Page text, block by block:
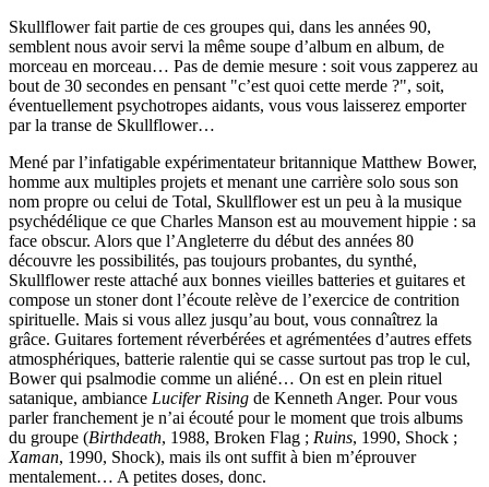
Skullflower fait partie de ces groupes qui, dans les années 90,
semblent nous avoir servi la même soupe d’album en album, de
morceau en morceau… Pas de demie mesure : soit vous zapperez au
bout de 30 secondes en pensant "c’est quoi cette merde ?", soit,
éventuellement psychotropes aidants, vous vous laisserez emporter
par la transe de Skullflower…
Mené par l’infatigable expérimentateur britannique Matthew Bower,
homme aux multiples projets et menant une carrière solo sous son
nom propre ou celui de Total, Skullflower est un peu à la musique
psychédélique ce que Charles Manson est au mouvement hippie : sa
face obscur. Alors que l’Angleterre du début des années 80
découvre les possibilités, pas toujours probantes, du synthé,
Skullflower reste attaché aux bonnes vieilles batteries et guitares et
compose un stoner dont l’écoute relève de l’exercice de contrition
spirituelle. Mais si vous allez jusqu’au bout, vous connaîtrez la
grâce. Guitares fortement réverbérées et agrémentées d’autres effets
atmosphériques, batterie ralentie qui se casse surtout pas trop le cul,
Bower qui psalmodie comme un aliéné… On est en plein rituel
satanique, ambiance Lucifer Rising de Kenneth Anger. Pour vous
parler franchement je n’ai écouté pour le moment que trois albums
du groupe (Birthdeath, 1988, Broken Flag ; Ruins, 1990, Shock ;
Xaman, 1990, Shock), mais ils ont suffit à bien m’éprouver
mentalement… A petites doses, donc.